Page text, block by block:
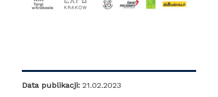
Data publikacji: 21.02.2023